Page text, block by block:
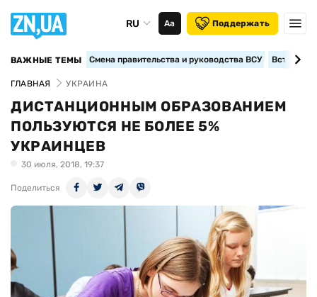
RU Аа Поддержать
ВАЖНЫЕ ТЕМЫ Смена правительства и руководства ВСУ
ГЛАВНАЯ УКРАИНА
ДИСТАНЦИОННЫМ ОБРАЗОВАНИЕМ
ПОЛЬЗУЮТСЯ НЕ БОЛЕЕ 5%
УКРАИНЦЕВ
30 июля, 2018, 19:37
Поделиться